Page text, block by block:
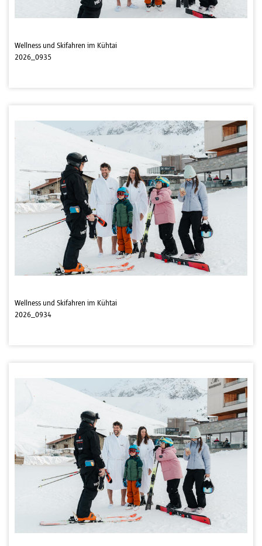
Wellness und Skifahren im Kühtai
2026_0935
Wellness und Skifahren im Kühtai
2026_0934